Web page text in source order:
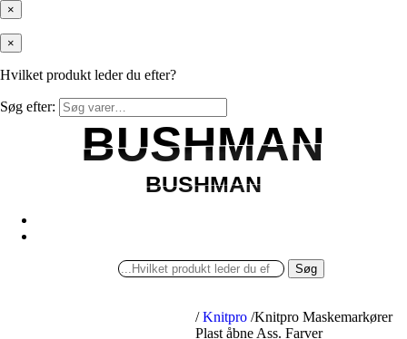
×
×
Hvilket produkt leder du efter?
Søg efter:
BUSHMAN
BUSHMAN
BUSHMAN
BUSHMAN
Søg
/ Knitpro /Knitpro Maskemarkører
Plast åbne Ass. Farver